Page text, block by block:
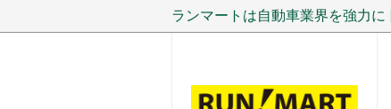
ランマートは自動車業界を強力に